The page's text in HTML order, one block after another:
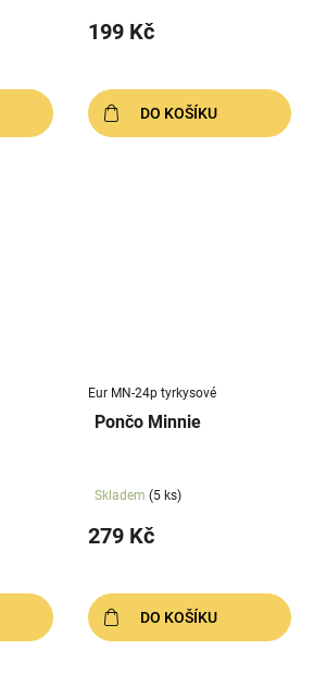
199 Kč
DO KOŠÍKU
Eur MN-24p tyrkysové
Pončo Minnie
Skladem (5 ks)
279 Kč
DO KOŠÍKU